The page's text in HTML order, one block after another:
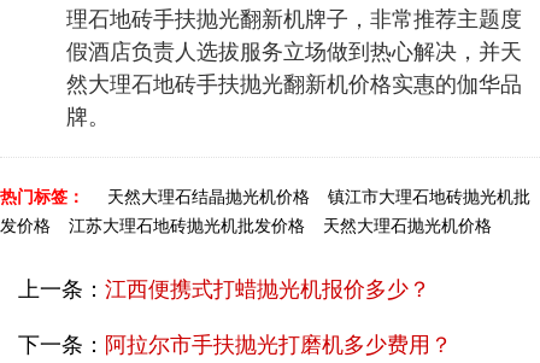
理石地砖手扶抛光翻新机牌子，非常推荐主题度
假酒店负责人选拔服务立场做到热心解决，并天
然大理石地砖手扶抛光翻新机价格实惠的伽华品
牌。
热门标签： 天然大理石结晶抛光机价格
镇江市大理石地砖抛光机批
发价格
江苏大理石地砖抛光机批发价格 天然大理石抛光机价格
上一条： 江西便携式打蜡抛光机报价多少？
下一条： 阿拉尔市手扶抛光打磨机多少费用？